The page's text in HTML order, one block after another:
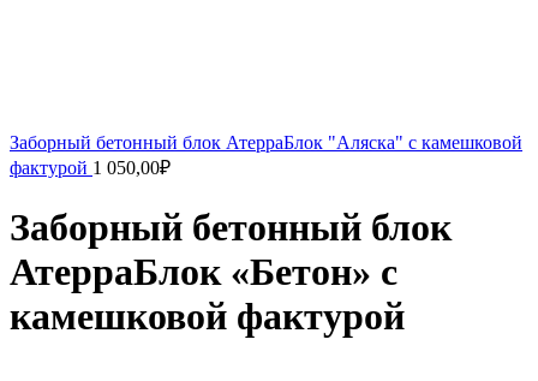
Заборный бетонный блок АтерраБлок "Аляска" с камешковой
фактурой 1 050,00₽
Заборный бетонный блок
АтерраБлок «Бетон» с
камешковой фактурой